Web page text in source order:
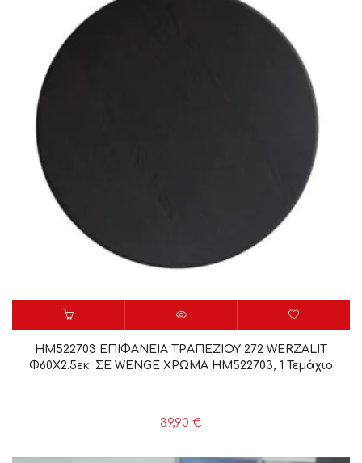
HM5227.03 ΕΠΙΦΑΝΕΙΑ ΤΡΑΠΕΖΙΟΥ 272 WERZALIT
Φ60Χ2.5εκ. ΣΕ WENGE ΧΡΩΜΑ HM5227.03, 1 Τεμάχιο
39,90 €